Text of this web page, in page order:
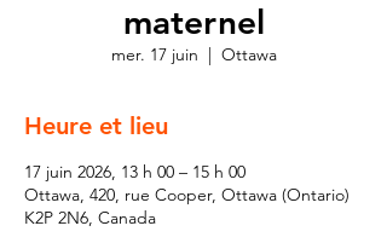
maternel
mer. 17 juin
  |
Ottawa
Heure et lieu
17 juin 2026, 13 h 00 – 15 h 00
Ottawa, 420, rue Cooper, Ottawa (Ontario)
K2P 2N6, Canada